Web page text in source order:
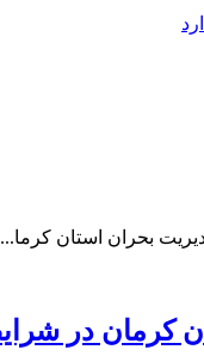
بحران استان کرما...